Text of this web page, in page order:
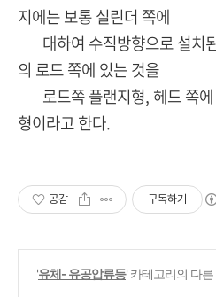
지에는 보통 실린더 쪽에
대하여 수직방향으로 설치
의 로드 쪽에 있는 것을
로드쪽 플랜지형, 헤드 쪽에
형이라고 한다.
공감 구독하기
'유체- 유공압류등' 카테고리의 다른